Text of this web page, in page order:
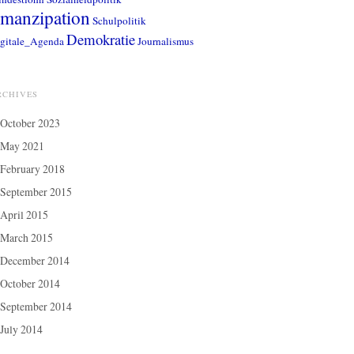
Schulpolitik
DemokratieJournalismus
October 2023
May 2021
February 2018
September 2015
April 2015
March 2015
December 2014
October 2014
September 2014
July 2014